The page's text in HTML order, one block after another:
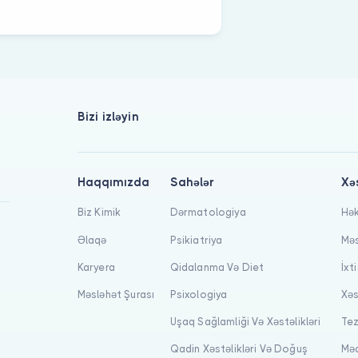
Bizi izləyin
Haqqımızda
Biz Kimik
Əlaqə
Karyera
Məsləhət Şurası
Sahələr
Dərmatologiya
Psikiatriya
Qidalanma Və Diet
Psixologiya
Uşaq Sağlamliği Və Xəstəlikləri
Qadin Xəstəlikləri Və Doğuş